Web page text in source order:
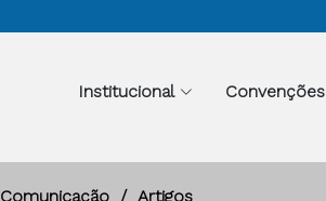
Institucional Convenções
Comunicação Artigos